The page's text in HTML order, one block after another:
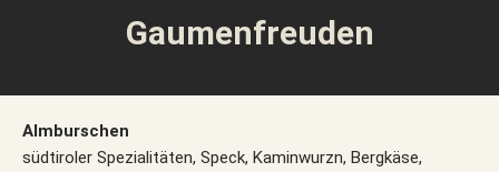
Gaumenfreuden
Almburschen
südtiroler Spezialitäten, Speck, Kaminwurzn, Bergkäse,